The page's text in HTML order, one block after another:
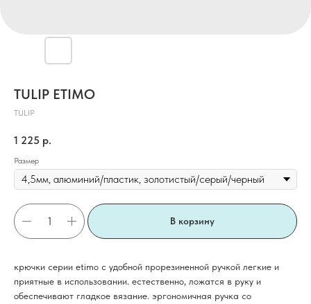
TULIP ETIMO
TULIP
1 225 р.
Размер
В корзину
крючки серии etimo с удобной прорезиненной ручкой легкие и
приятные в использовании. естественно, ложатся в руку и
обеспечивают гладкое вязание. эргономичная ручка со